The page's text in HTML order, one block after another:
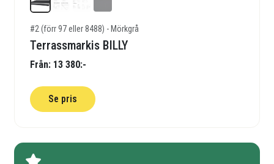
#2 (förr 97 eller 8488) - Mörkgrå
Terrassmarkis BILLY
Från: 13 380:-
Se pris